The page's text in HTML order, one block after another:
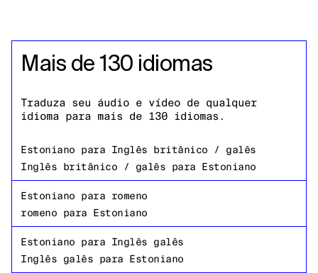
Mais de 130 idiomas
Traduza seu áudio e vídeo de qualquer
idioma para mais de 130 idiomas.
Estoniano para Inglês britânico / galês
Inglês britânico / galês para Estoniano
Estoniano para romeno
romeno para Estoniano
Estoniano para Inglês galês
Inglês galês para Estoniano